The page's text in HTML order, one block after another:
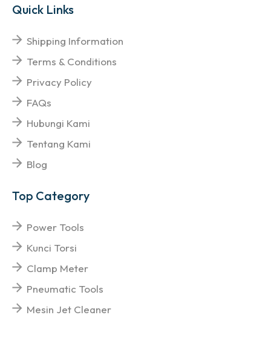
Quick Links
Shipping Information
Terms & Conditions
Privacy Policy
FAQs
Hubungi Kami
Tentang Kami
Blog
Top Category
Power Tools
Kunci Torsi
Clamp Meter
Pneumatic Tools
Mesin Jet Cleaner